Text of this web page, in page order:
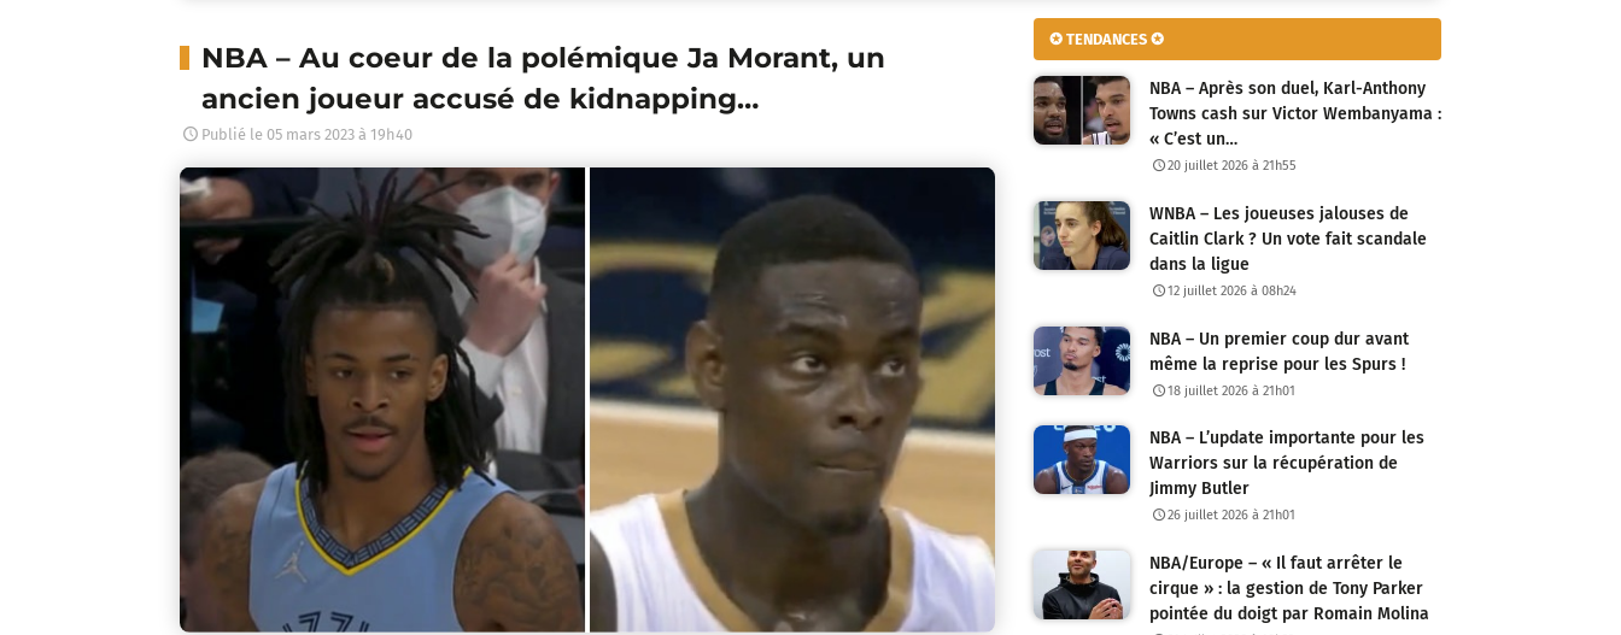
NBA – Au coeur de la polémique Ja Morant, un
ancien joueur accusé de kidnapping…
Publié le 05 mars 2023 à 19h40
✪ TENDANCES ✪
NBA – Après son duel, Karl-Anthony
Towns cash sur Victor Wembanyama :
« C’est un…
20 juillet 2026 à 21h55
WNBA – Les joueuses jalouses de
Caitlin Clark ? Un vote fait scandale
dans la ligue
12 juillet 2026 à 08h24
NBA – Un premier coup dur avant
même la reprise pour les Spurs !
18 juillet 2026 à 21h01
NBA – L’update importante pour les
Warriors sur la récupération de
Jimmy Butler
26 juillet 2026 à 21h01
NBA/Europe – « Il faut arrêter le
cirque » : la gestion de Tony Parker
pointée du doigt par Romain Molina